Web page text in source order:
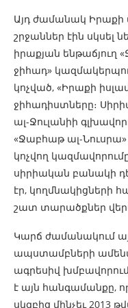
Այդ ժամանակ Իրաքի
շրջաններ էին սկսել
իրաքյան ենթաճյուղ
ջիհադ»
կոչված, «Իրաքի
ջիհադիստները։
ալ-Ջուլանիի
«Ջաբհաթ ալ-
կոչվող
սիրիական բանակի
էր, կողմնակիցների
շատ տարածքներ
Կարճ ժամանակում
ապստամբների
ագրեսիվ
է այն հանգամանքը,
սկզբից մինչեւ 2013